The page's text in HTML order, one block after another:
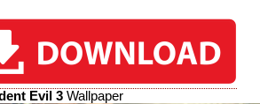
Evil 3 Wallpaper